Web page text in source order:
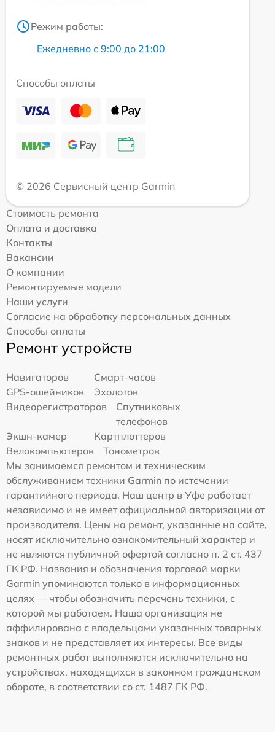
Режим работы:
Ежедневно с 9:00 до 21:00
Способы оплаты
© 2026 Сервисный центр Garmin
Стоимость ремонта
Оплата и доставка
Контакты
Вакансии
О компании
Ремонтируемые модели
Наши услуги
Согласие на обработку персональных данных
Способы оплаты
Ремонт устройств
Навигаторов
Смарт-часов
GPS-ошейников
Эхолотов
Видеорегистраторов
Спутниковых
телефонов
Экшн-камер
Картплоттеров
Велокомпьютеров
Тонометров
Мы занимаемся ремонтом и техническим
обслуживанием техники Garmin по истечении
гарантийного периода. Наш центр в Уфе работает
независимо и не имеет официальной авторизации от
производителя. Цены на ремонт, указанные на сайте,
носят исключительно ознакомительный характер и
не являются публичной офертой согласно п. 2 ст. 437
ГК РФ. Названия и обозначения торговой марки
Garmin упоминаются только в информационных
целях — чтобы обозначить перечень техники, с
которой мы работаем. Наша организация не
аффилирована с владельцами указанных товарных
знаков и не представляет их интересы. Все виды
ремонтных работ выполняются исключительно на
устройствах, находящихся в законном гражданском
обороте, в соответствии со ст. 1487 ГК РФ.